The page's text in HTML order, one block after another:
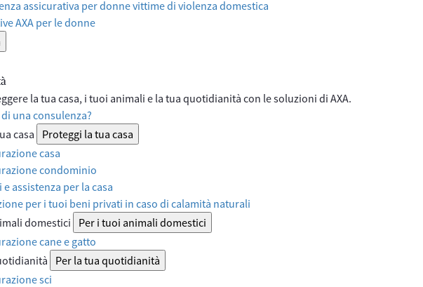
assicurativa per donne vittime di violenza domestica
AXA per le donne
la tua casa, i tuoi animali e la tua quotidianità con le soluzioni di AXA.
una consulenza?
casa
Proteggi la tua casa
casa
condominio
e assistenza per la casa
per i tuoi beni privati in caso di calamità naturali
domestici
Per i tuoi animali domestici
cane e gatto
Per la tua quotidianità
sci